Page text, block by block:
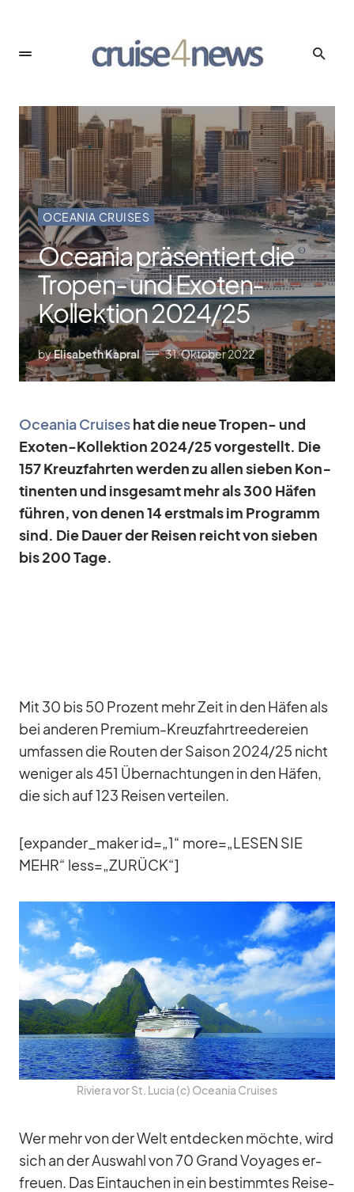
OCEANIA CRUISES
Oceania präsentiert die
Tropen- und Exoten-
Kollektion 2024/​25
byElisabeth Kapral 31. Oktober 2022
Ocea­nia Crui­seshat die neue Tro­pen- und
Exo­ten-Kol­lek­tion 2024/​25 vor­ge­stellt. Die
157 Kreuz­fahr­ten wer­den zu al­len sie­ben Kon­
ti­nen­ten und ins­ge­samt mehr als 300 Hä­fen
füh­ren, von de­nen 14 erst­mals im Pro­gramm
sind. Die Dauer der Rei­sen reicht von sie­ben
bis 200 Tage.
Mit 30 bis 50 Pro­zent mehr Zeit in den Hä­fen als
bei an­de­ren Pre­mium-Kreuz­fahr­tree­de­reien
um­fas­sen die Rou­ten der Sai­son 2024/​25 nicht
we­ni­ger als 451 Über­nach­tun­gen in den Hä­fen,
die sich auf 123 Rei­sen ver­tei­len.
[expander_​maker id=„1“ more=„LESEN SIE
MEHR“ less=„ZURÜCK“]
Ri­viera vor St. Lu­cia (c) Ocea­nia Crui­ses
Wer mehr von der Welt ent­de­cken möchte, wird
sich an der Aus­wahl von 70 Grand Voy­a­ges er­
freuen. Das Ein­tau­chen in ein be­stimm­tes Rei­se­